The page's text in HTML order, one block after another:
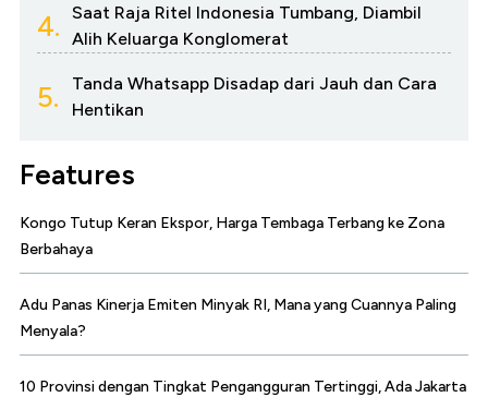
4.
Saat Raja Ritel Indonesia Tumbang, Diambil
Alih Keluarga Konglomerat
5.
Tanda Whatsapp Disadap dari Jauh dan Cara
Hentikan
Features
Kongo Tutup Keran Ekspor, Harga Tembaga Terbang ke Zona
Berbahaya
Adu Panas Kinerja Emiten Minyak RI, Mana yang Cuannya Paling
Menyala?
10 Provinsi dengan Tingkat Pengangguran Tertinggi, Ada Jakarta